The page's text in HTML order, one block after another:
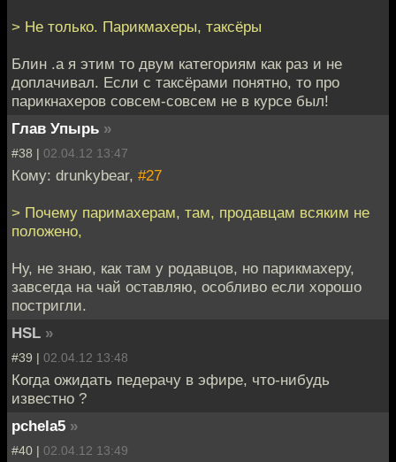
> Не только. Парикмахеры, таксёры
Блин .а я этим то двум категориям как раз и не
доплачивал. Если с таксёрами понятно, то про
парикнахеров совсем-совсем не в курсе был!
Глав Упырь »
#38 | 02.04.12 13:47
Кому: drunkybear, #27
> Почему паримахерам, там, продавцам всяким не
положено,
Ну, не знаю, как там у родавцов, но парикмахеру,
завсегда на чай оставляю, особливо если хорошо
постригли.
HSL »
#39 | 02.04.12 13:48
Когда ожидать педерачу в эфире, что-нибудь
известно ?
pchela5 »
#40 | 02.04.12 13:49